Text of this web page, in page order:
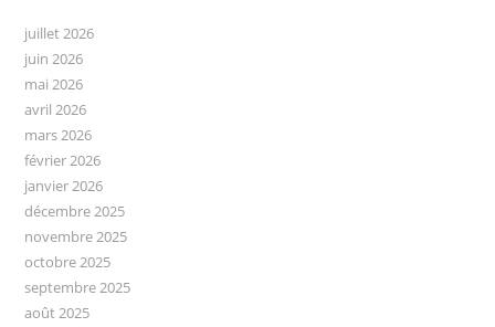
juillet 2026
juin 2026
mai 2026
avril 2026
mars 2026
février 2026
janvier 2026
décembre 2025
novembre 2025
octobre 2025
septembre 2025
août 2025